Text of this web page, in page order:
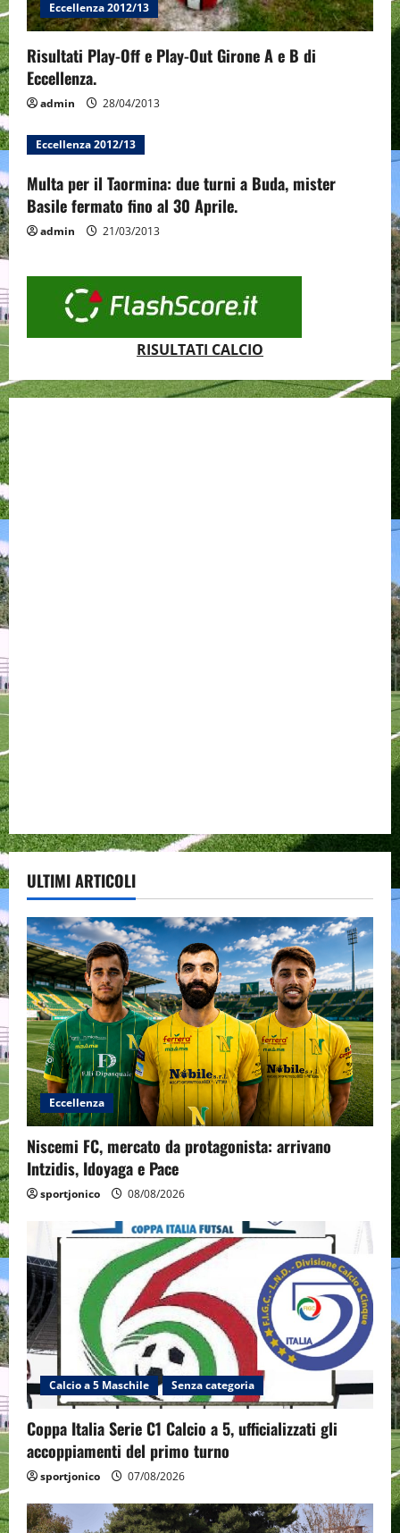
Eccellenza 2012/13
Risultati Play-Off e Play-Out Girone A e B di
Eccellenza.
admin 28/04/2013
Eccellenza 2012/13
Multa per il Taormina: due turni a Buda, mister
Basile fermato fino al 30 Aprile.
admin 21/03/2013
RISULTATI CALCIO
ULTIMI ARTICOLI
Eccellenza
Niscemi FC, mercato da protagonista: arrivano
Intzidis, Idoyaga e Pace
sportjonico 08/08/2026
Calcio a 5 Maschile Senza categoria
Coppa Italia Serie C1 Calcio a 5, ufficializzati gli
accoppiamenti del primo turno
sportjonico 07/08/2026